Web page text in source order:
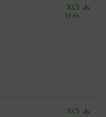
XLS
13 Kb
XLS